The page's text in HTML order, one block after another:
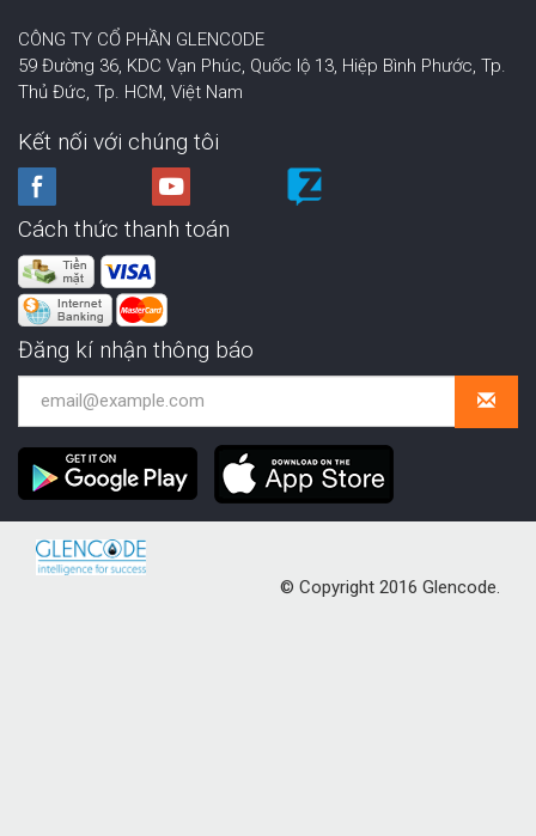
CÔNG TY CỔ PHẦN GLENCODE
59 Đường 36, KDC Vạn Phúc, Quốc lộ 13, Hiệp Bình Phước, Tp.
Thủ Đức, Tp. HCM, Việt Nam
Kết nối với chúng tôi
Cách thức thanh toán
Đăng kí nhận thông báo
© Copyright 2016 Glencode.